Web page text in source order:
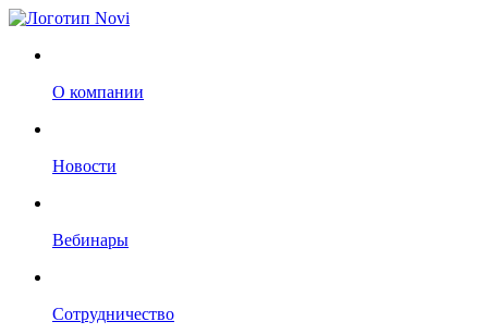
О компании
Новости
Вебинары
Сотрудничество